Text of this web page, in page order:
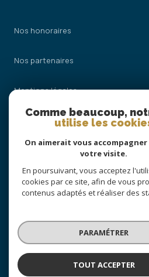
Nos honoraires
Nos partenaires
Mentions légales
Cookies
© 2026 | Tous droits réservés
Réalisé par
Comme beaucoup,
utilise les
On aimerait vous
votre visite.
En poursuivant, vous acceptez
cookies par ce site, afin de vous
contenus adaptés et réaliser des
PARAMÉTRER
TOUT ACCEPTER